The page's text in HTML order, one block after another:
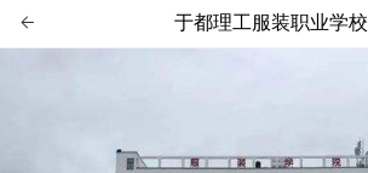
 于都理工服装职业学校